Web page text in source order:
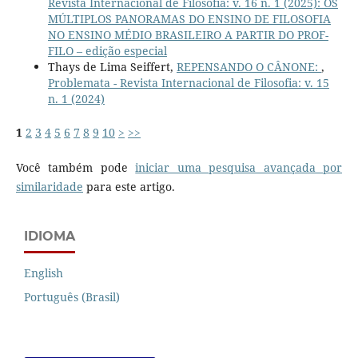
MÚLTIPLOS PANORAMAS DO ENSINO DE FILOSOFIA
NO ENSINO MÉDIO BRASILEIRO A PARTIR DO PROF-
FILO – edição especial
Thays de Lima Seiffert, REPENSANDO O CÂNONE: ,
Problemata - Revista Internacional de Filosofia: v. 15
n. 1 (2024)
1 2 3 4 5 6 7 8 9 10 > >>
Você também podeiniciar uma pesquisa avançada por
similaridade para este artigo.
IDIOMA
English
Português (Brasil)